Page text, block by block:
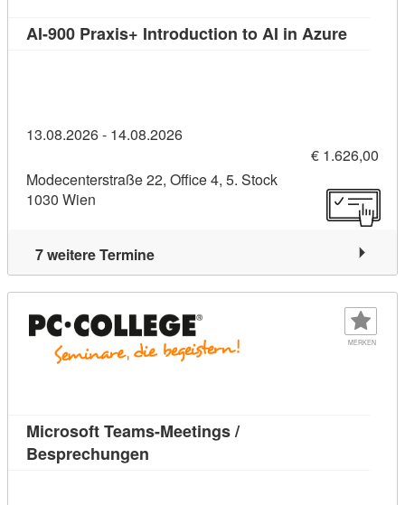
AI-900 Praxis+ Introduction to AI in Azure
13.08.2026 - 14.08.2026
€ 1.626,00
Modecenterstraße 22, Office 4, 5. Stock
1030 Wien
7 weitere Termine
MERKEN
Microsoft Teams-Meetings /
Besprechungen